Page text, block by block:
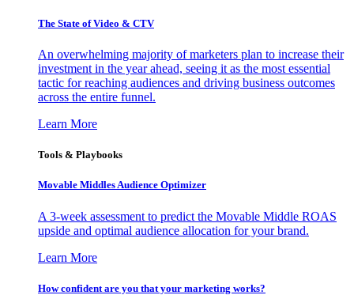
The State of Video & CTV
An overwhelming majority of marketers plan to increase their
investment in the year ahead, seeing it as the most essential
tactic for reaching audiences and driving business outcomes
across the entire funnel.
Learn More
Tools & Playbooks
Movable Middles Audience Optimizer
A 3-week assessment to predict the Movable Middle ROAS
upside and optimal audience allocation for your brand.
Learn More
How confident are you that your marketing works?